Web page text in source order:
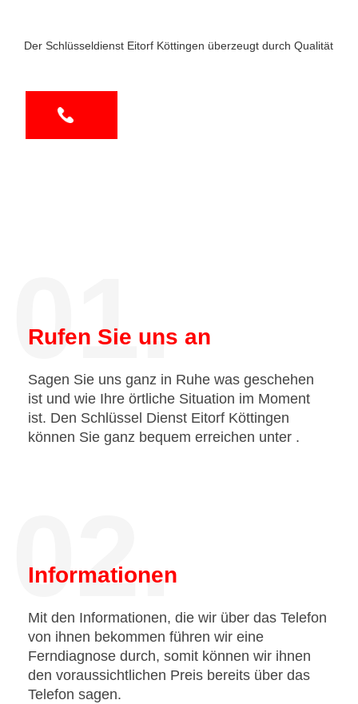
Der Schlüsseldienst Eitorf Köttingen überzeugt durch Qualität
01.
Rufen Sie uns an
Sagen Sie uns ganz in Ruhe was geschehen
ist und wie Ihre örtliche Situation im Moment
ist. Den Schlüssel Dienst Eitorf Köttingen
können Sie ganz bequem erreichen unter .
02.
Informationen
Mit den Informationen, die wir über das Telefon
von ihnen bekommen führen wir eine
Ferndiagnose durch, somit können wir ihnen
den voraussichtlichen Preis bereits über das
Telefon sagen.